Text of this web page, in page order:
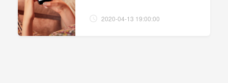
2020-04-13 19:00:00